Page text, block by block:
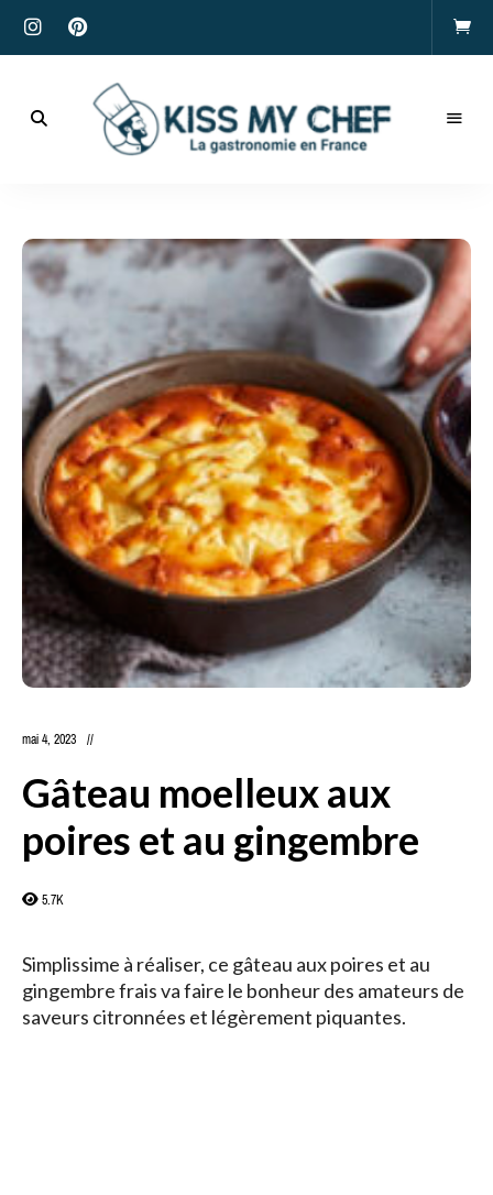
My
Chef
mai 4, 2023
Gâteau moelleux aux
poires et au gingembre
5.7K
Simplissime à réaliser, ce gâteau aux poires et au
gingembre frais va faire le bonheur des amateurs de
saveurs citronnées et légèrement piquantes.